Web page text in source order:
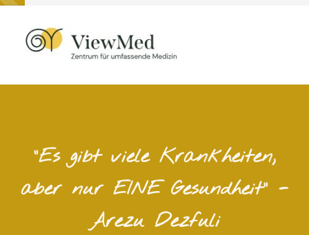
"Es gibt viele Krankheiten,
aber nur EINE Gesundheit" -
Arezu Dezfuli